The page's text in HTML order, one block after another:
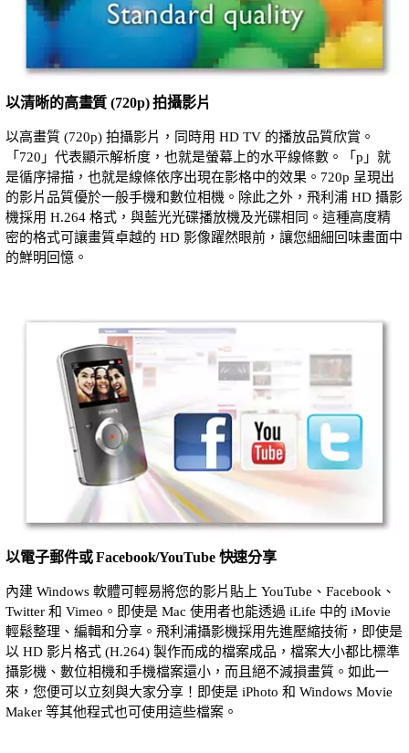
以清晰的高畫質 (720p) 拍攝影片
以高畫質 (720p) 拍攝影片，同時用 HD TV 的播放品質欣賞。
「720」代表顯示解析度，也就是螢幕上的水平線條數。「p」就
是循序掃描，也就是線條依序出現在影格中的效果。720p 呈現出
的影片品質優於一般手機和數位相機。除此之外，飛利浦 HD 攝影
機採用 H.264 格式，與藍光光碟播放機及光碟相同。這種高度精
密的格式可讓畫質卓越的 HD 影像躍然眼前，讓您細細回味畫面中
的鮮明回憶。
以電子郵件或 Facebook/YouTube 快速分享
內建 Windows 軟體可輕易將您的影片貼上 YouTube、Facebook、
Twitter 和 Vimeo。即使是 Mac 使用者也能透過 iLife 中的 iMovie
輕鬆整理、編輯和分享。飛利浦攝影機採用先進壓縮技術，即使是
以 HD 影片格式 (H.264) 製作而成的檔案成品，檔案大小都比標準
攝影機、數位相機和手機檔案還小，而且絕不減損畫質。如此一
來，您便可以立刻與大家分享！即使是 iPhoto 和 Windows Movie
Maker 等其他程式也可使用這些檔案。